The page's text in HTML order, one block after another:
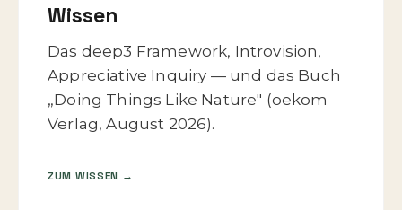
Wissen
Das deep3 Framework, Introvision,
Appreciative Inquiry — und das Buch
„Doing Things Like Nature" (oekom
Verlag, August 2026).
ZUM WISSEN →